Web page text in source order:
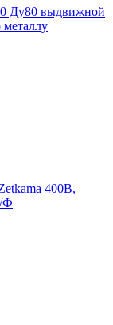
Ду80 выдвижной
400B,
Ф